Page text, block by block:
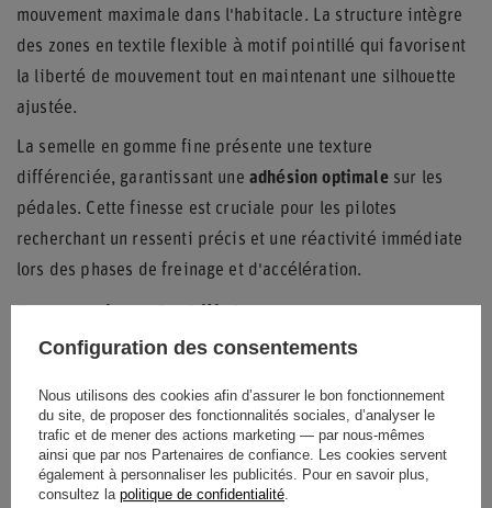
mouvement maximale dans l'habitacle. La structure intègre
des zones en textile flexible à motif pointillé qui favorisent
la liberté de mouvement tout en maintenant une silhouette
ajustée.
La semelle en gomme fine présente une texture
différenciée, garantissant une adhésion optimalesur les
pédales. Cette finesse est cruciale pour les pilotes
recherchant un ressenti précis et une réactivité immédiate
lors des phases de freinage et d'accélération.
L'arrière de la chaussure bénéficie d'une construction de
talon spéciale qui amortit les vibrations et absorbe les
chocs, améliorant ainsi le confort lors des sessions
prolongées. Le col montant offre une stabilité accrue au
niveau de la cheville sans restreindre la flexibilité
Configuration des consentements
Nous utilisons des cookies afin d’assurer le bon fonctionnement
du site, de proposer des fonctionnalités sociales, d’analyser le
trafic et de mener des actions marketing — par nous-mêmes
ainsi que par nos Partenaires de confiance. Les cookies servent
également à personnaliser les publicités. Pour en savoir plus,
consultez la politique de confidentialité.